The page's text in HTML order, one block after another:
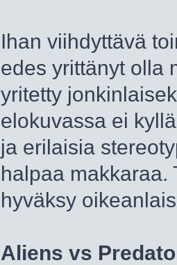
Ihan viihdyttävä
edes yrittänyt olla
yritetty
elokuvassa ei
ja erilaisia
halpaa makkaraa.
hyväksy
Aliens vs